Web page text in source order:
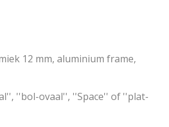
12 mm, aluminium frame,
''bol-ovaal'', ''Space'' of ''plat-